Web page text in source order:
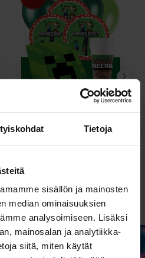
Tietoja
sisällön ja mainosten
median ominaisuuksien
analysoimiseen. Lisäksi
mainosalan ja analytiikka-
siitä, miten käytät
Minecraft Juhlasetti 8-
24 hengelle
Nykyinen hinta:
18,90 € 19,90 €